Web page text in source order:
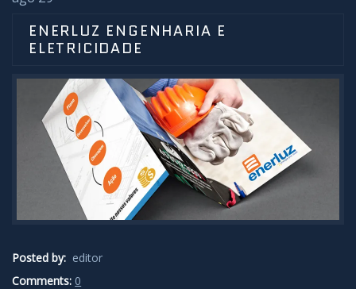
ENERLUZ ENGENHARIA E
ELETRICIDADE
Posted by: editor
Comments: 0